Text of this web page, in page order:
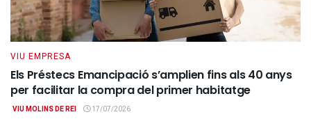
VIU EMPRESA
Els Préstecs Emancipació s’amplien fins als 40 anys
per facilitar la compra del primer habitatge
VIU MOLINS DE REI 17/07/2026